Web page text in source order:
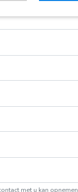
met u kan opnemen